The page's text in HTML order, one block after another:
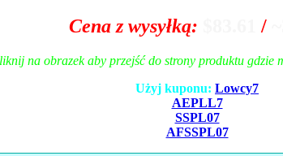
Cena z wysyłką: /
na obrazek aby przejść do strony produktu gdzie
Użyj kuponu: Lowcy7
AEPLL7
SSPL07
AFSSPL07